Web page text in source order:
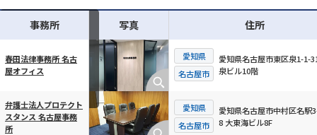
横スクロール可能
事務所 写真 住所
春田法律事務所 名古
屋オフィス
愛知県
名古屋市
愛知県名古屋市東区泉1-1-
泉ビル10階
弁護士法人プロテクト
スタンス 名古屋事務
所
愛知県
名古屋市
愛知県名古屋市中村区名駅
8 大東海ビル8F